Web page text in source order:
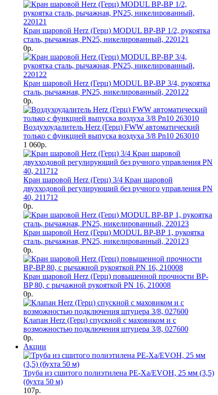
Кран шаровой Herz (Герц) MODUL ВР-ВР 1/2, рукоятка
сталь, рычажная, PN25, никелированный, 220121
0р.
Кран шаровой Herz (Герц) MODUL ВР-ВР 3/4, рукоятка
сталь, рычажная, PN25, никелированный, 220122
0р.
Воздухоудалитель Herz (Герц) FWW автоматический
только с функцией выпуска воздуха 3/8 Pn10 263010
1 060р.
Кран шаровой Herz (Герц) 3/4 Кран шаровой
двухходовой регулирующий без ручного управления PN
40, 211712
0р.
Кран шаровой Herz (Герц) MODUL ВР-ВР 1, рукоятка
сталь, рычажная, PN25, никелированный, 220123
0р.
Кран шаровой Herz (Герц) повышенной прочности BP-
BP 80, с рычажной рукояткой PN 16, 210008
0р.
Клапан Herz (Герц) спускной с маховиком и с
возможностью подключения штуцера 3/8, 027600
0р.
Акции
Труба из сшитого полиэтилена PE-Xa/EVOH, 25 мм (3,5)
(бухта 50 м)
107р.